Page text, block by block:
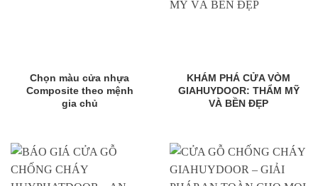
Chọn màu cửa nhựa
Composite theo mệnh
gia chủ
KHÁM PHÁ CỬA VÒM
GIAHUYDOOR: THẨM MỸ
VÀ BỀN ĐẸP